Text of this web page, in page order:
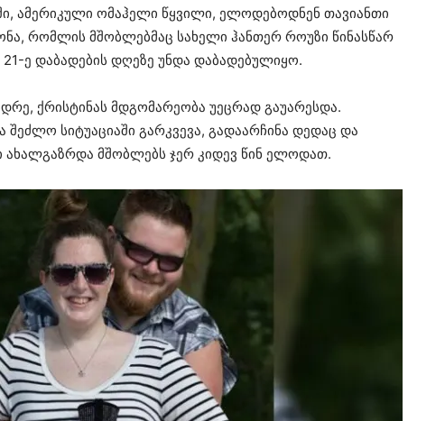
ამერიკული ომაჰელი წყვილი, ელოდებოდნენ თავიანთი
რომლის მშობლებმაც სახელი ჰანთერ როუზი წინასწარ
21-ე დაბადების დღეზე უნდა დაბადებულიყო.
ქრისტინას მდგომარეობა უეცრად გაუარესდა.
სიტუაციაში გარკვევა, გადაარჩინა დედაც და
ახალგაზრდა მშობლებს ჯერ კიდევ წინ ელოდათ.